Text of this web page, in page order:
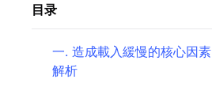
目录
一. 造成載入緩慢的核心因素
解析